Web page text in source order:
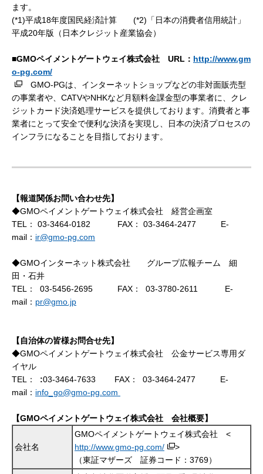
ます。
(*1)平成18年度国民経済計算 (*2)「日本の消費者信用統計」
平成20年版（日本クレジット産業協会）
■GMOペイメントゲートウェイ株式会社 URL： http://www.gm
o-pg.com/
GMO-PGは、インターネットショップなどの非対面販売型
の事業者や、CATVやNHKなど月額料金課金型の事業者に、クレ
ジットカード決済処理サービスを提供しております。消費者と事
業者にとって安全で便利な決済を実現し、日本の決済プロセスの
インフラになることを目指しております。
【報道関係お問い合わせ先】
◆GMOペイメントゲートウェイ株式会社 経営企画室
TEL：
03-3464-0182 FAX： 03-3464-2477
E-
mail： ir@gmo-pg.com
◆GMOインターネット株式会社 グループ広報チーム 細
田・石井
TEL：
03-5456-2695 FAX： 03-3780-2611
E-
mail： pr@gmo.jp
【自治体の皆様お問合せ先】
◆GMOペイメントゲートウェイ株式会社 公金サービス専用ダ
イヤル
TEL：
:03-3464-7633 FAX： 03-3464-2477
E-
mail： info_go@gmo-pg.com
【GMOペイメントゲートウェイ株式会社 会社概要】
会社名
GMOペイメントゲートウェイ株式会社 <
http://www.gmo-pg.com/
>
（東証マザーズ 証券コード：3769）